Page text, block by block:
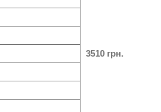
3510 грн.